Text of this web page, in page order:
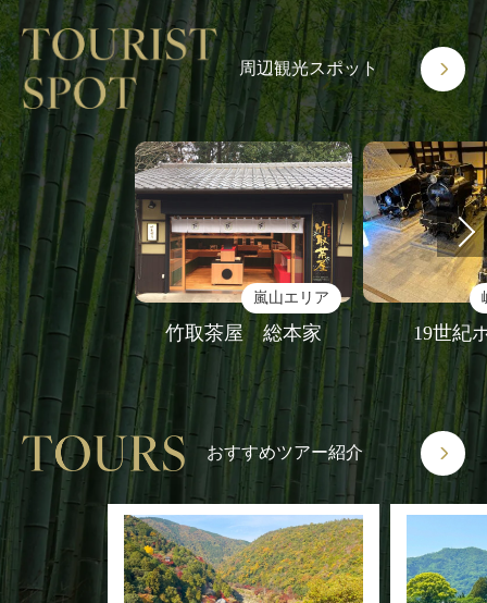
周辺観光スポット
嵐山エリア
竹取茶屋 総本家 19世紀
おすすめツアー紹介